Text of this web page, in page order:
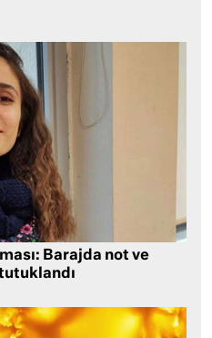
Barajda not ve